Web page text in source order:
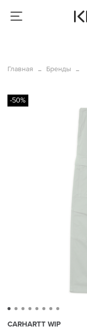
Главная Бренды
-50%
CARHARTT WIP